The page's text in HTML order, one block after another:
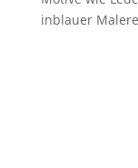
inblauer